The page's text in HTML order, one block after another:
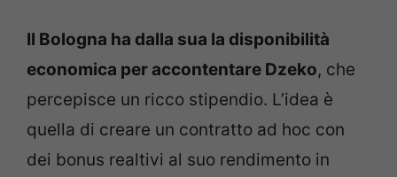
Il Bologna ha dalla sua la disponibilità
economica per accontentare Dzeko, che
percepisce un ricco stipendio. L’idea è
quella di creare un contratto ad hoc con
dei bonus realtivi al suo rendimento in